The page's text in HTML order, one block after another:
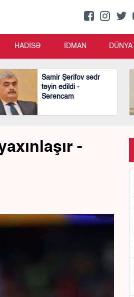
HADİSƏ İDMAN DÜNYA
Samir Şərifov sədr
təyin edildi -
Sərəncam
-